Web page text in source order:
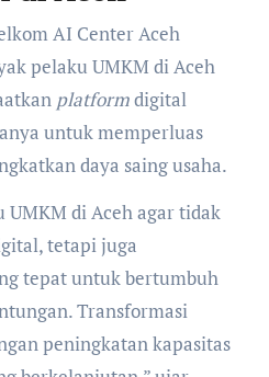
AI Center Aceh
pelaku UMKM di Aceh
platformdigital
untuk memperluas
daya saing usaha.
di Aceh agar tidak
tetapi juga
tepat untuk bertumbuh
Transformasi
peningkatan kapasitas